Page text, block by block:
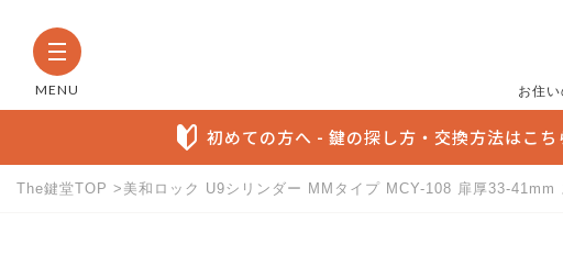
MENU お住
初めての方へ - 鍵の探し方・交換方法はこち
The鍵堂TOP 美和ロック U9シリンダー MMタイプ MCY-108 扉厚33-